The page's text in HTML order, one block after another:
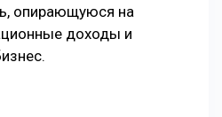
опирающуюся на
доходы и